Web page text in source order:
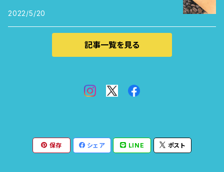
2022/5/20
記事一覧を見る
保存 シェア LINE ポスト